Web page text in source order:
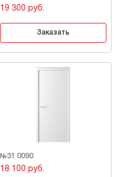
19 300 руб.
Заказать
№31 0090
18 100 руб.